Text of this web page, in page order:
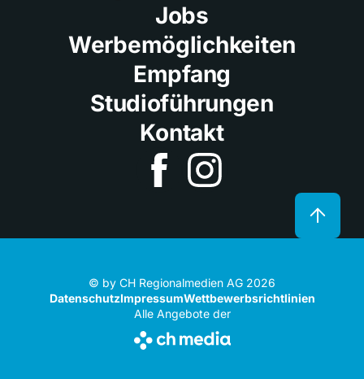
Jobs
Werbemöglichkeiten
Empfang
Studioführungen
Kontakt
© by CH Regionalmedien AG 2026
DatenschutzImpressumWettbewerbsrichtlinien
Alle Angebote der